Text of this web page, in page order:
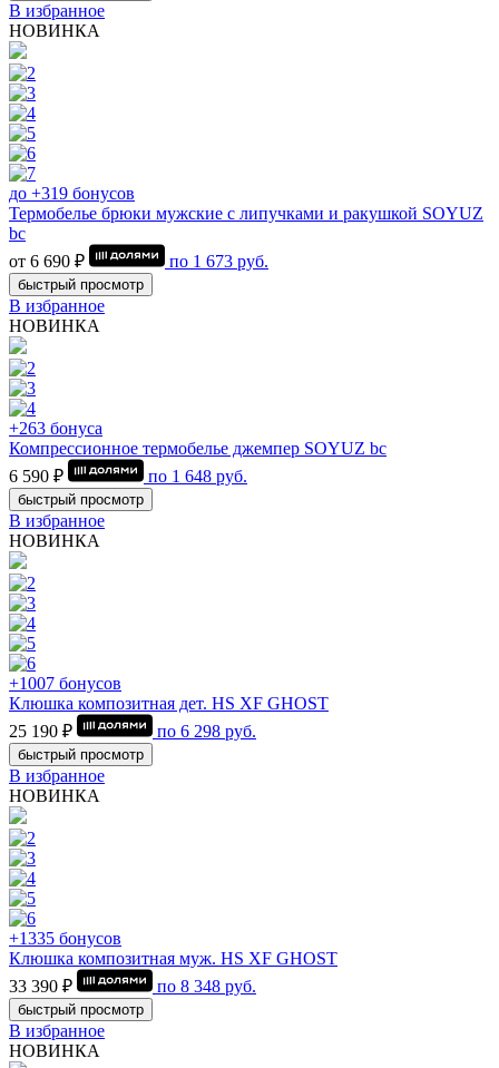
В избранное
НОВИНКА
до +319 бонусов
Термобелье брюки мужские с липучками и ракушкой SOYUZ
bc
от 6 690 ₽
по 1 673 руб.
быстрый просмотр
В избранное
НОВИНКА
+263 бонуса
Компрессионное термобелье джемпер SOYUZ bc
6 590 ₽
по 1 648 руб.
быстрый просмотр
В избранное
НОВИНКА
+1007 бонусов
Клюшка композитная дет. HS XF GHOST
25 190 ₽
по 6 298 руб.
быстрый просмотр
В избранное
НОВИНКА
+1335 бонусов
Клюшка композитная муж. HS XF GHOST
33 390 ₽
по 8 348 руб.
быстрый просмотр
В избранное
НОВИНКА